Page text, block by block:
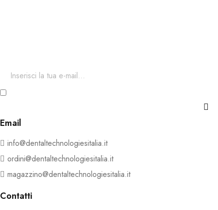
Email
info@dentaltechnologiesitalia.it
ordini@dentaltechnologiesitalia.it
magazzino@dentaltechnologiesitalia.it
Contatti